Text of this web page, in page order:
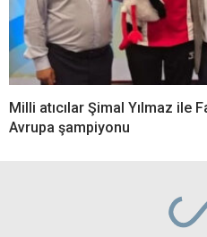
Milli atıcılar Şimal Yılmaz ile
Avrupa şampiyonu